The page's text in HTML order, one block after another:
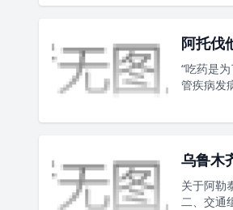
阿托伐
“吃药是
管疾病发
乌鲁木
关于阿勒
二、交通